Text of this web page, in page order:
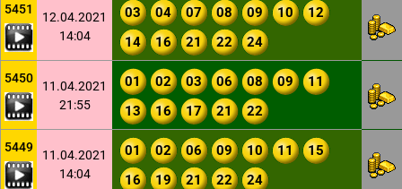
5451
12.04.2021
14:04
03 04 07 08 09 10
12
14
16 21 22 24
5450
11.04.2021
21:55
01 02 03 06 08 09
11
13
16 17 21 22
5449
11.04.2021
14:04
01 02 06 09 10 11
15
16
19 21 22 24